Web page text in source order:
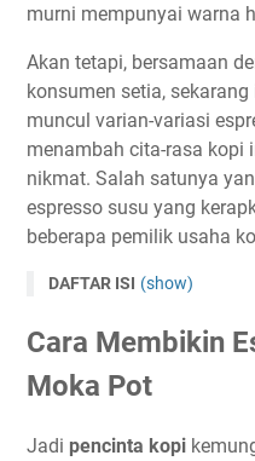
murni mempunyai warna
Akan tetapi, bersamaan
konsumen setia,
muncul varian-variasi
menambah cita-rasa kopi
nikmat. Salah satunya
espresso susu yang
beberapa pemilik usaha
DAFTAR ISI (show)
Cara Membikin
Moka Pot
Jadi pencinta kopi